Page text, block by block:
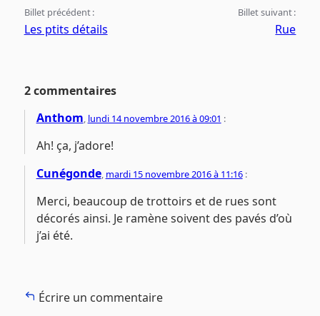
Billet précédent :
Les ptits détails
Billet suivant :
Rue
2 commentaires
Anthom, lundi 14 novembre 2016 à 09:01 :
Ah! ça, j’adore!
Cunégonde, mardi 15 novembre 2016 à 11:16:
Merci, beaucoup de trottoirs et de rues sont
décorés ainsi. Je ramène soivent des pavés d’où
j’ai été.
Écrire un commentaire